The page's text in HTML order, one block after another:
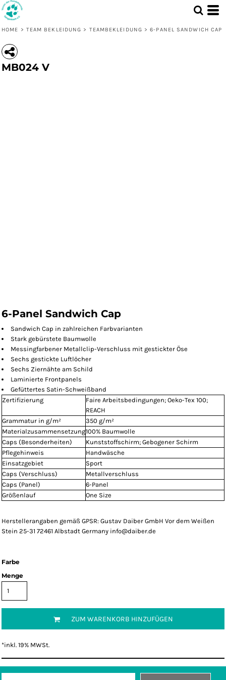
HOME > TEAM BEKLEIDUNG > TEAMBEKLEIDUNG > 6-PANEL SANDWICH CAP
MB024 V
6-Panel Sandwich Cap
Sandwich Cap in zahlreichen Farbvarianten
Stark gebürstete Baumwolle
Messingfarbener Metallclip-Verschluss mit gestickter Öse
Sechs gestickte Luftlöcher
Sechs Ziernähte am Schild
Laminierte Frontpanels
Gefüttertes Satin-Schweißband
Zertifizierung
Faire Arbeitsbedingungen; Oeko-Tex 100;
REACH
Grammatur in g/m²
350 g/m²
Materialzusammensetzung100% Baumwolle
Caps (Besonderheiten)
Kunststoffschirm; Gebogener Schirm
Pflegehinweis
Handwäsche
Einsatzgebiet
Sport
Caps (Verschluss)
Metallverschluss
Caps (Panel)
6-Panel
Größenlauf
One Size
Herstellerangaben gemäß GPSR: Gustav Daiber GmbH Vor dem Weißen
Stein 25-31 72461 Albstadt Germany info@daiber.de
Farbe
Menge
ZUM WARENKORB HINZUFÜGEN
*inkl. 19% MWSt.